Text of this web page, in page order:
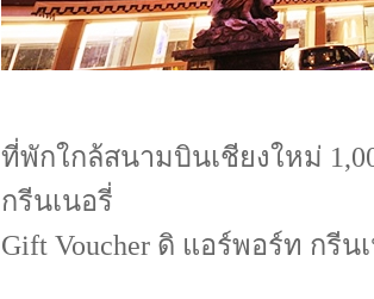
ที่พักใกล้สนามบินเชียงใหม่
กรีนเนอรี่
Gift Voucher ดิ แอร์พอร์ท กรีน